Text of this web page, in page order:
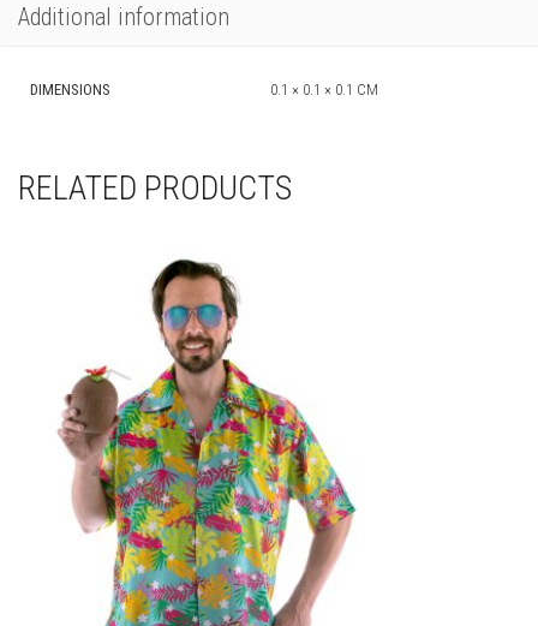
Additional information
DIMENSIONS 0.1 × 0.1 × 0.1 CM
RELATED PRODUCTS